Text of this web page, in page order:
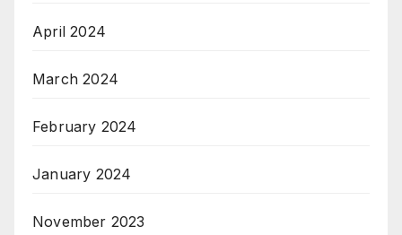
April 2024
March 2024
February 2024
January 2024
November 2023